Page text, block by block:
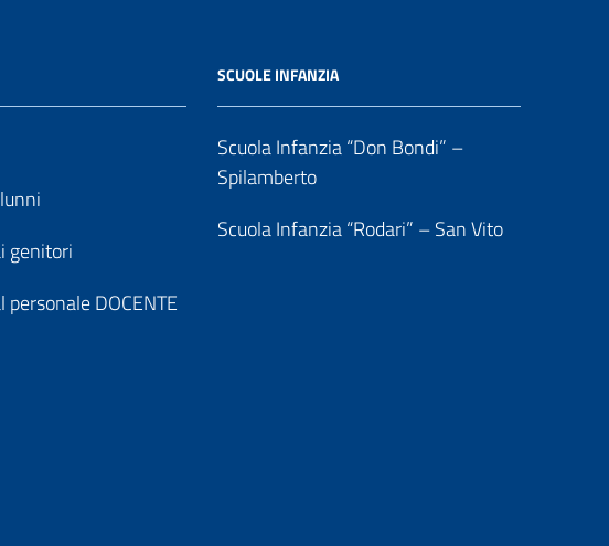
genitori
DOCENTE
SCUOLE INFANZIA
Scuola Infanzia “Don Bondi” –
Spilamberto
Scuola Infanzia “Rodari” – San Vito